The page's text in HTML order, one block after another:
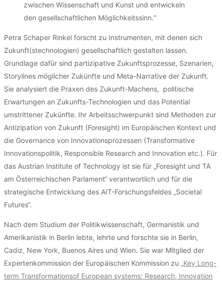
zwischen Wissenschaft und Kunst und entwickeln
den gesellschaftlichen Möglichkeitssinn.“
Petra Schaper Rinkel forscht zu Instrumenten, mit denen sich
Zukunft(stechnologien) gesellschaftlich gestalten lassen.
Grundlage dafür sind partizipative Zukunftsprozesse, Szenarien,
Storylines möglicher Zukünfte und Meta-Narrative der Zukunft.
Sie analysiert die Praxen des Zukunft-Machens, politische
Erwartungen an Zukunfts-Technologien und das Potential
umstrittener Zukünfte. Ihr Arbeitsschwerpunkt sind Methoden zur
Antizipation von Zukunft (Foresight) im Europäischen Kontext und
die Governance von Innovationsprozessen (Transformative
Innovationspolitik, Responsible Research and Innovation etc.). Für
das Austrian Institute of Technology ist sie für „Foresight und TA
am Österreichischen Parlament“ verantwortlich und für die
strategische Entwicklung des AIT-Forschungsfeldes „Societal
Futures“.
Nach dem Studium der Politikwissenschaft, Germanistik und
Amerikanistik in Berlin lebte, lehrte und forschte sie in Berlin,
Cadiz, New York, Buenos Aires und Wien. Sie war Mitglied der
Expertenkommission der Europäischen Kommission zu „Key Long-
term Transformationsof European systems: Research, Innovation